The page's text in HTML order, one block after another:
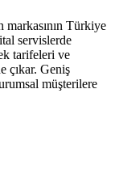
Türkiye
servislerde
tarifeleri ve
çıkar. Geniş
müşterilere